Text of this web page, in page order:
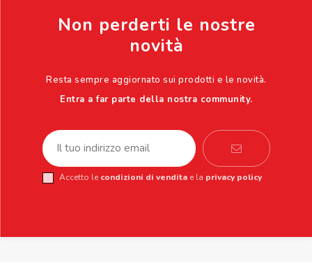
Non perderti le nostre
novità
Resta sempre aggiornato sui prodotti e le novità.
Entra a far parte della nostra community.
Accetto le condizioni di venditae la privacy policy